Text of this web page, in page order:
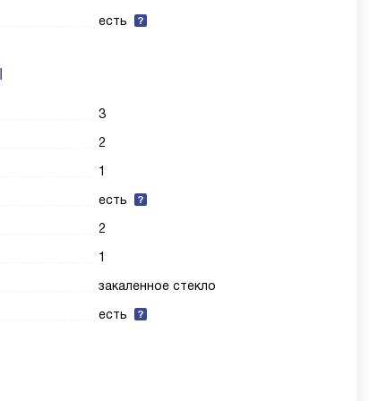
есть
3
2
1
есть
2
1
закаленное стекло
есть